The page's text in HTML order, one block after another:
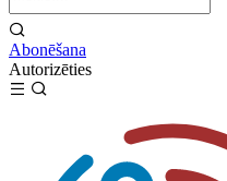
Abonēšana
Autorizēties